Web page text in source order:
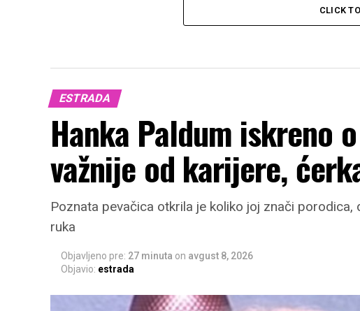
CLICK
ESTRADA
Hanka Paldum iskreno
važnije od karijere,
Poznata pevačica otkrila je koliko joj znači
ruka
Objavljeno pre: 27 minuta on avgust 8, 2026
Objavio: estrada